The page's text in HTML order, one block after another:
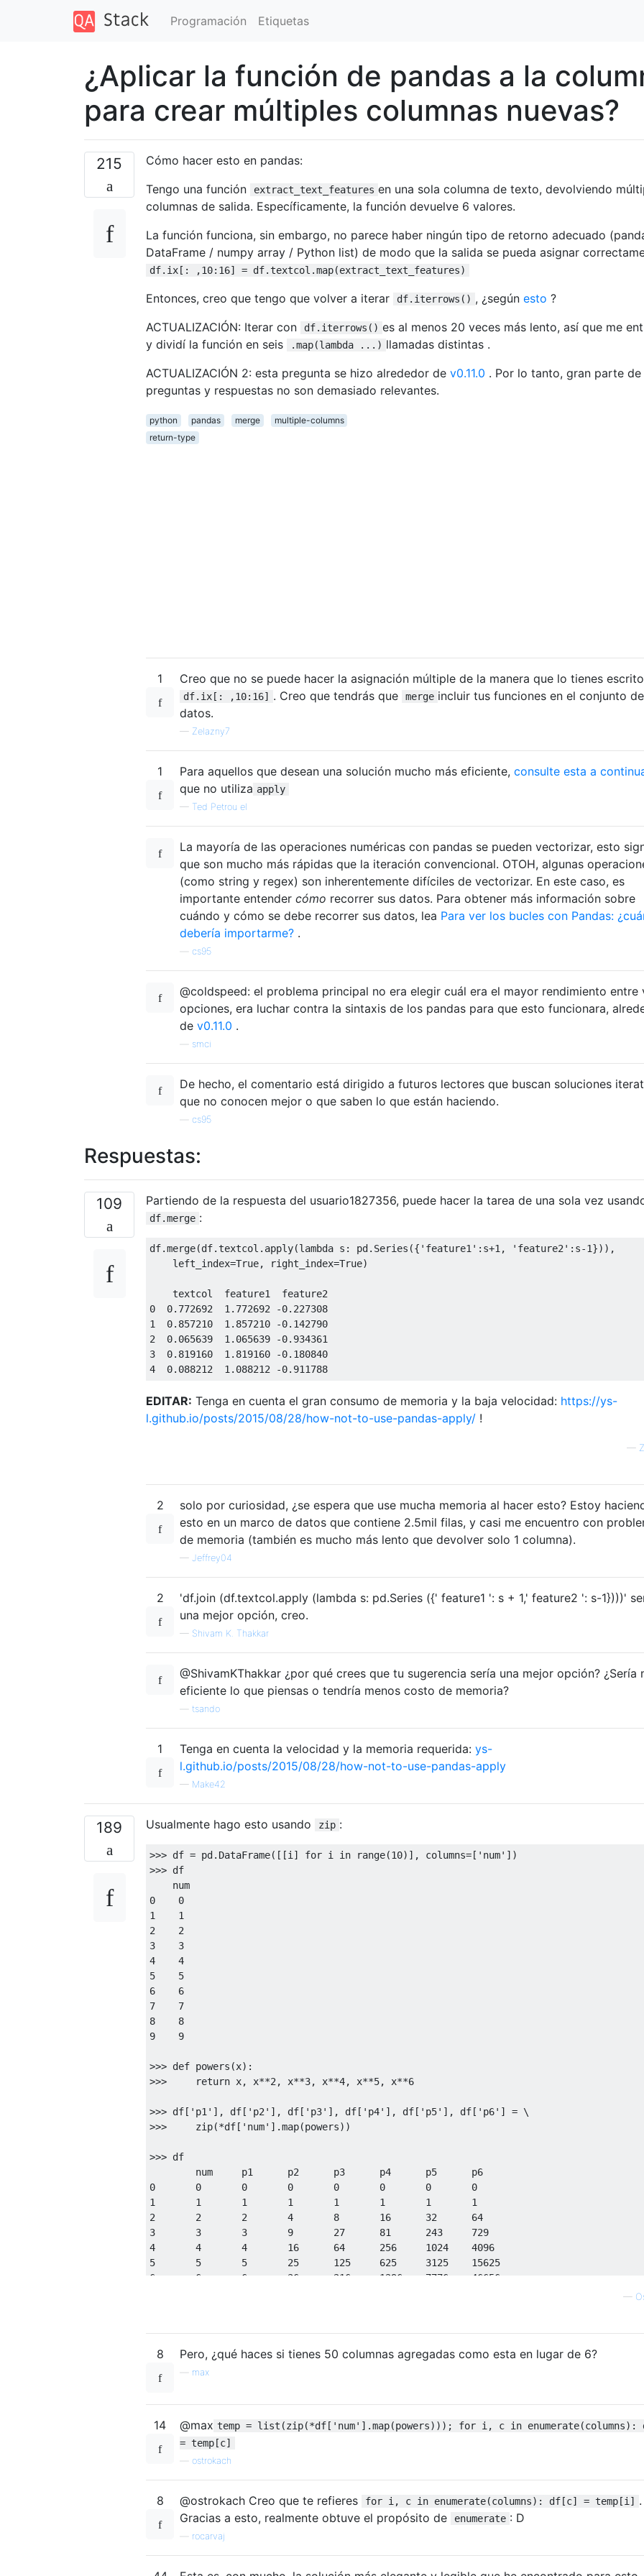
Programación Etiquetas
¿Aplicar la función de pandas a la
para crear múltiples columnas nuevas?
215
Cómo hacer esto en pandas:
Tengo una función
extract_text_features en una sola columna de texto, devolviendo
columnas de salida. Específicamente, la función devuelve 6 valores.
La función funciona, sin embargo, no parece haber ningún tipo de retorno adecuado
DataFrame / numpy array / Python list) de modo que la salida se pueda asignar
df.ix[: ,10:16] = df.textcol.map(extract_text_features)
Entonces, creo que tengo que volver a iterar df.iterrows() , ¿según esto ?
ACTUALIZACIÓN: Iterar con
df.iterrows() es al menos 20 veces más lento, así que me
y dividí la función en seis
.map(lambda ...) llamadas distintas .
ACTUALIZACIÓN 2: esta pregunta se hizo alrededor de v0.11.0 . Por lo tanto, gran parte de
preguntas y respuestas no son demasiado relevantes.
python pandas merge
multiple-columns
return-type
1 Creo que no se puede hacer la asignación múltiple de la manera que lo tienes
df.ix[: ,10:16] . Creo que tendrás que merge incluir tus funciones en el conjunto de
datos.
— Zelazny7
1 Para aquellos que desean una solución mucho más eficiente, consulte esta a
que no utiliza apply
— Ted Petrou el
La mayoría de las operaciones numéricas con pandas se pueden vectorizar, esto
que son mucho más rápidas que la iteración convencional. OTOH, algunas
(como string y regex) son inherentemente difíciles de vectorizar. En este caso, es
importante entender cómo recorrer sus datos. Para obtener más información sobre
cuándo y cómo se debe recorrer sus datos, lea Para ver los bucles con Pandas:
debería importarme? .
cs95
@coldspeed: el problema principal no era elegir cuál era el mayor rendimiento entre
opciones, era luchar contra la sintaxis de los pandas para que esto funcionara,
de v0.11.0 .
smci
De hecho, el comentario está dirigido a futuros lectores que buscan soluciones
que no conocen mejor o que saben lo que están haciendo.
cs95
Respuestas:
109 Partiendo de la respuesta del usuario1827356, puede hacer la tarea de una sola vez
df.merge :
df.merge(df.textcol . apply(lambda s : pd. Series ({ 'feature1' : s+1 , 'feature2' : s-1})),
    left_index
=True, right_index=True)
0
0.772692 1.772692 -0.227308
1
0.857210 1.857210 -0.142790
2
0.065639 1.065639 -0.934361
3
0.819160 1.819160 -0.180840
4
0.088212 1.088212 -0.911788
EDITAR: Tenga en cuenta el gran consumo de memoria y la baja velocidad: https://ys-
l.github.io/posts/2015/08/28/how-not-to-use-pandas-apply/ !
—
2
solo por curiosidad, ¿se espera que use mucha memoria al hacer esto? Estoy
esto en un marco de datos que contiene 2.5mil filas, y casi me encuentro con
de memoria (también es mucho más lento que devolver solo 1 columna).
— Jeffrey04
2
'df.join (df.textcol.apply (lambda s: pd.Series ({' feature1 ': s + 1,' feature2 ': s-1})))'
una mejor opción, creo.
— Shivam K. Thakkar
@ShivamKThakkar ¿por qué crees que tu sugerencia sería una mejor opción? ¿Sería
eficiente lo que piensas o tendría menos costo de memoria?
tsando
1 Tenga en cuenta la velocidad y la memoria requerida: ys-
l.github.io/posts/2015/08/28/how-not-to-use-pandas-apply
— Make42
189 Usualmente hago esto usando zip :
>>> df = pd. DataFrame([[i ] for i in range(10)], columns=[ 'num' ])
>>> df
0
0
1
1
2
2
3
3
4
4
5
5
6
6
7
7
8
8
9
9
>>> def powers (x):
>>>
return x, x**2 , x**3, x**4, x**5, x**6
>>> df[ 'p1' ], df[ 'p2' ], df[ 'p3' ], df[ 'p4' ], df[ 'p5' ], df[ 'p6' ] =
>>>
     zip
(*df[ 'num' ].map(powers))
>>> df
0
0 0 0 0 0 0
0
1
1 1 1 1 1 1
1
2
2 2 4 8 16 32
64
3
3 3 9 27 81 243
729
4
4 4 16 64 256 1024
4096
5
5 5 25 125 625 3125
15625
6
6 6 36 216 1296 7776
46656
—
8 Pero, ¿qué haces si tienes 50 columnas agregadas como esta en lugar de 6?
max
14 @max temp = list(zip(*df['num'].map(powers))); for i, c in
= temp[c]
ostrokach
8 @ostrokach Creo que te refieres for i, c in enumerate(columns): df[c] = temp[i] .
Gracias a esto, realmente obtuve el propósito de
enumerate : D
rocarvaj